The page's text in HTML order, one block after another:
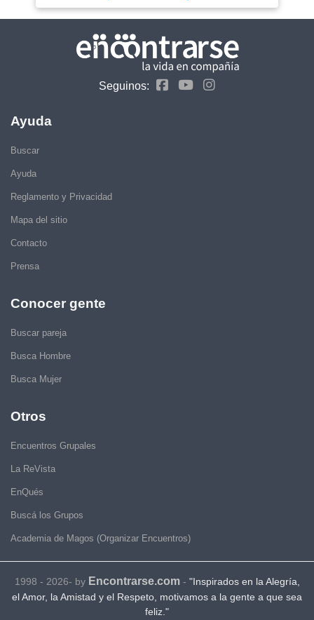
Seguinos:
Ayuda
Buscar
Ayuda
Reglamento y Privacidad
Mapa del sitio
Contacto
Prensa
Conocer gente
Buscar pareja
Busca Hombre
Busca Mujer
Otros
Encuentros Grupales
La ReVista
EnQués
Buscá los Grupos
Academia de Magos (Organizar Encuentros)
1998 - 2026- by Encontrarse.com- "Inspirados en la Alegría,
el Amor, la Amistad y el Respeto, motivamos a la gente a que sea
feliz."